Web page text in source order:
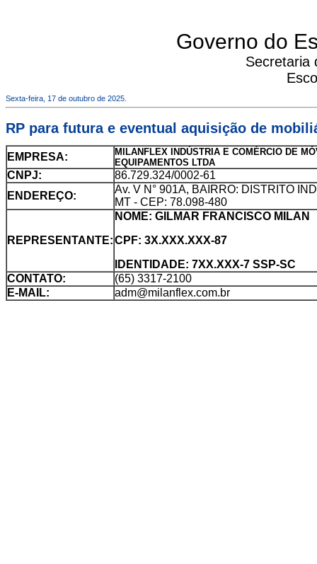
Governo do
Secretaria
Sexta-feira, 17 de outubro de 2025.
RP para futura e eventual aquisição de
EMPRESA:
MILANFLEX INDÚSTRIA E COMÉRCIO DE
EQUIPAMENTOS LTDA
CNPJ:
86.729.324/0002-61
ENDEREÇO:
Av. V N° 901A, BAIRRO: DISTRITO
MT - CEP: 78.098-480
REPRESENTANTE:
NOME: GILMAR FRANCISCO MILAN
CPF: 3X.XXX.XXX-87
IDENTIDADE: 7XX.XXX-7 SSP-SC
CONTATO:
(65) 3317-2100
E-MAIL:
adm@milanflex.com.br